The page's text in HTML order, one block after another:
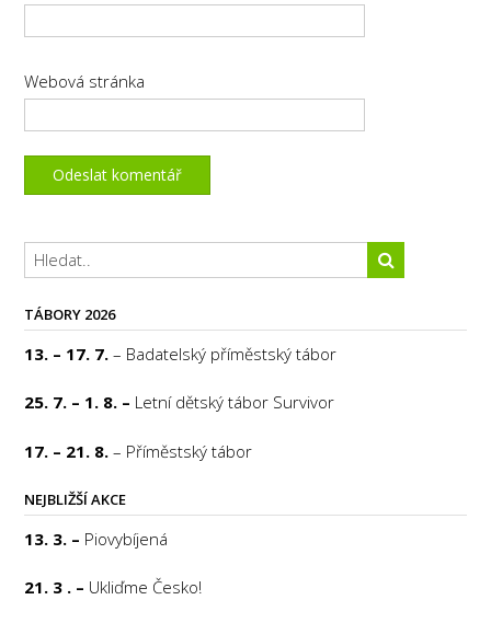
Webová stránka
TÁBORY 2026
13. – 17. 7. – Badatelský příměstský tábor
25. 7. – 1. 8. – Letní dětský tábor Survivor
17. – 21. 8. – Příměstský tábor
NEJBLIŽŠÍ AKCE
13. 3. – Piovybíjená
21. 3 . – Ukliďme Česko!